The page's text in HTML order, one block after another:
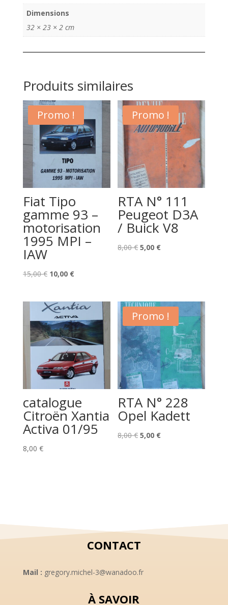
Dimensions
32 × 23 × 2 cm
Produits similaires
Promo !
Fiat Tipo
gamme 93 –
motorisation
1995 MPI –
IAW
15,00€ Le
initial
était :
15,00 €.
10,00 €Le
actuel
est :
10,00 €.
Promo !
RTA N° 111
Peugeot D3A
/ Buick V8
8,00€ Le
8,00 €.
5,00 €Le
5,00 €.
catalogue
Citroën Xantia
Activa 01/95
8,00 €
Promo !
RTA N° 228
Opel Kadett
8,00€ Le
5,00 €Le
CONTACT
Mail : gregory.michel-3@wanadoo.fr
À SAVOIR